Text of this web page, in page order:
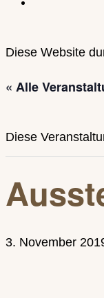
Diese Website
« Alle
Diese
3. November